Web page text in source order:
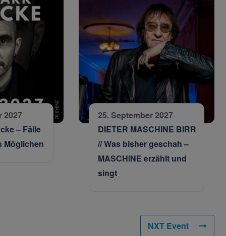
2027
– Fälle
Möglichen
25. September 2027
DIETER MASCHINE BIRR
// Was bisher geschah –
MASCHINE erzählt und
singt
NXT Event